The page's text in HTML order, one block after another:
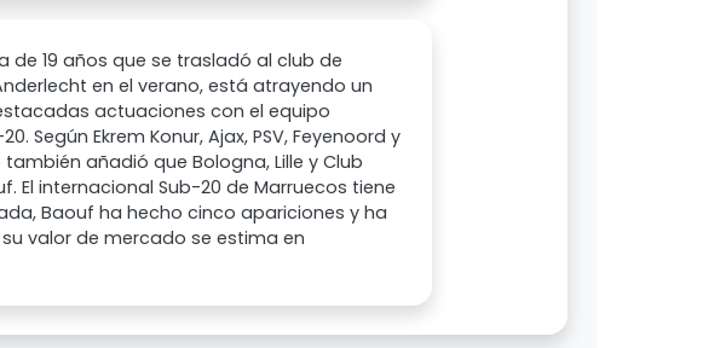
19 años que se trasladó al club de
en el verano, está atrayendo un
actuaciones con el equipo
Según Ekrem Konur, Ajax, PSV, Feyenoord y
añadió que Bologna, Lille y Club
El internacional Sub-20 de Marruecos tiene
Baouf ha hecho cinco apariciones y ha
valor de mercado se estima en